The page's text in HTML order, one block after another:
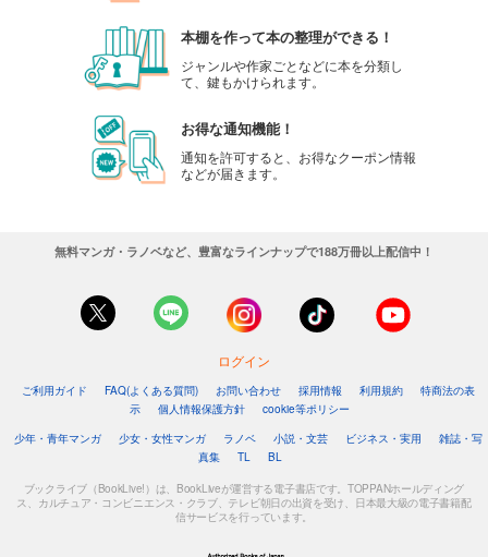
本棚を作って本の整理ができる！
ジャンルや作家ごとなどに本を分類し
て、鍵もかけられます。
お得な通知機能！
通知を許可すると、お得なクーポン情報
などが届きます。
無料マンガ・ラノベなど、豊富なラインナップで188万冊以上配信中！
ログイン
ご利用ガイド FAQ(よくある質問) お問い合わせ 採用情報 利用規約
特商法の表
示
個人情報保護方針
cookie等ポリシー
少年・青年マンガ
少女・女性マンガ ラノベ 小説・文芸 ビジネス・実用
雑誌・写
真集
TL BL
ブックライブ（BookLive!）は、BookLiveが運営する電子書店です。TOPPANホールディング
ス、カルチュア・コンビニエンス・クラブ、テレビ朝日の出資を受け、日本最大級の電子書籍配
信サービスを行っています。